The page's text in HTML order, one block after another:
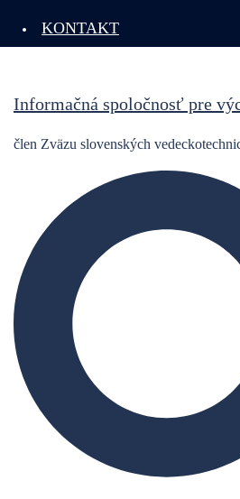
KONTAKT
Informačná spoločnosť pre
člen Zväzu slovenských